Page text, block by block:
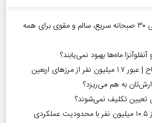
صبحانه چی درست کنم؟ معرفی ۳۰ صبحانه سریع، سالم و مقوی برای همه
ماه‌ها بهبود نمی‌یابند؟
به هم می‌ریزد؟
تعیین تکلیف نمی‌شوند؟
آمار معلولیت در ایران | بیش از ۱۰.۵ میلیون نفر با محدودیت عملکردی